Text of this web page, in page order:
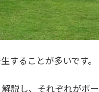
することが多いです。
説し、それぞれがボ